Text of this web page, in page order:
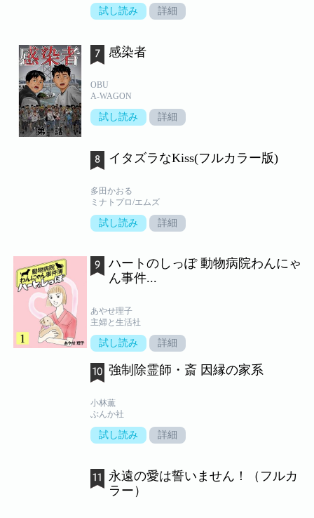
試し読み 詳細
感染者
OBU
A-WAGON
試し読み 詳細
イタズラなKiss(フルカラー版)
多田かおる
ミナトプロ/エムズ
試し読み 詳細
ハートのしっぽ 動物病院わんにゃ
ん事件...
あやせ理子
主婦と生活社
試し読み 詳細
強制除霊師・斎 因縁の家系
小林薫
ぶんか社
試し読み 詳細
永遠の愛は誓いません！（フルカ
ラー）